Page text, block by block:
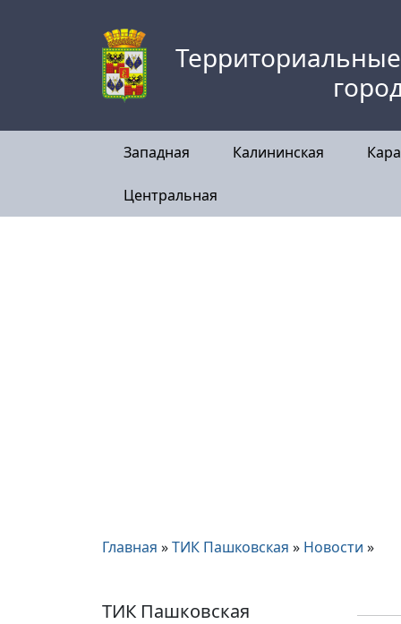
Западная Калининская
Центральная
Главная »ТИК Пашковская » Новости »
ТИК Пашковская